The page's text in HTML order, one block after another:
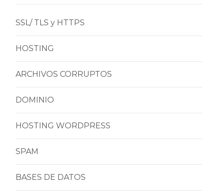
SSL/ TLS y HTTPS
HOSTING
ARCHIVOS CORRUPTOS
DOMINIO
HOSTING WORDPRESS
SPAM
BASES DE DATOS